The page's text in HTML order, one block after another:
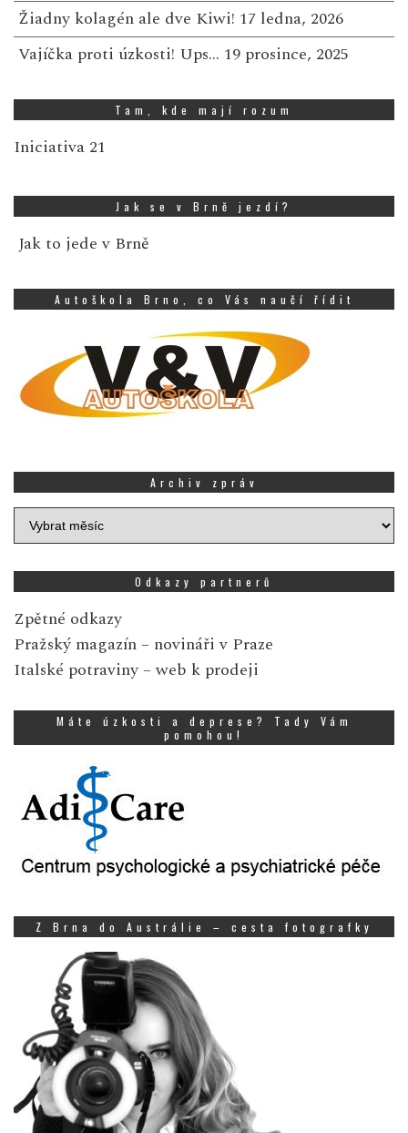
Žiadny kolagén ale dve Kiwi! 17 ledna, 2026
Vajíčka proti úzkosti! Ups… 19 prosince, 2025
Tam, kde mají rozum
Iniciativa 21
Jak se v Brně jezdí?
Jak to jede v Brně
Autoškola Brno, co Vás naučí řídit
Archiv zpráv
Archiv
zpráv
Odkazy partnerů
Zpětné odkazy
Pražský magazín – novináři v Praze
Italské potraviny – web k prodeji
Máte úzkosti a deprese? Tady Vám
pomohou!
Z Brna do Austrálie – cesta fotografky